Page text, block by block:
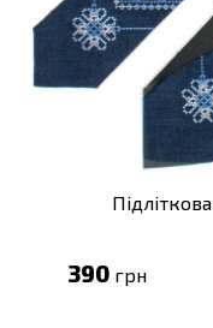
390 грн